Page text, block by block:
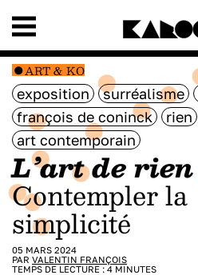
ART & KO
exposition surréalisme
françois de coninck
rien
art contemporain
L’art de rien
Contempler la
simplicité
05 MARS 2024
PAR VALENTIN FRANÇOIS
TEMPS DE LECTURE : 4 MINUTES